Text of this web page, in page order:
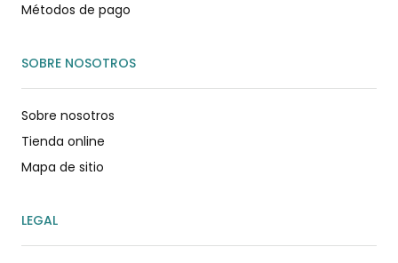
Métodos de pago
SOBRE NOSOTROS
Sobre nosotros
Tienda online
Mapa de sitio
LEGAL